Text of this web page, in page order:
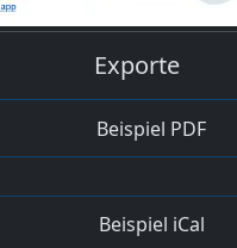
Exporte
Beispiel PDF
Beispiel iCal